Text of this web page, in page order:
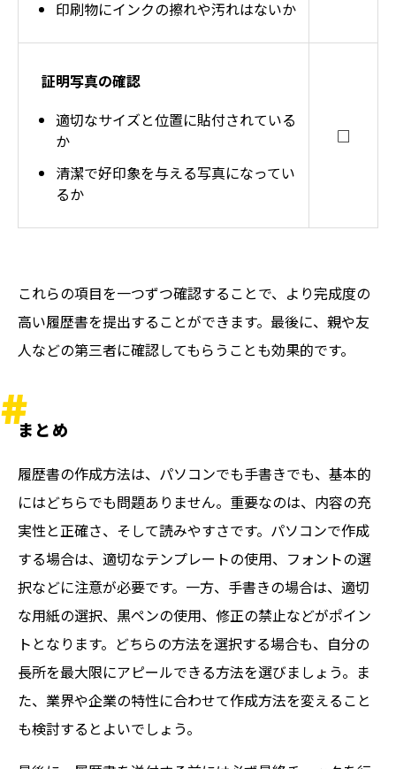
印刷物にインクの擦れや汚れはないか
証明写真の確認
適切なサイズと位置に貼付されている
か
清潔で好印象を与える写真になってい
るか
□
これらの項目を一つずつ確認することで、より完成度の
高い履歴書を提出することができます。最後に、親や友
人などの第三者に確認してもらうことも効果的です。
まとめ
履歴書の作成方法は、パソコンでも手書きでも、基本的
にはどちらでも問題ありません。重要なのは、内容の充
実性と正確さ、そして読みやすさです。パソコンで作成
する場合は、適切なテンプレートの使用、フォントの選
択などに注意が必要です。一方、手書きの場合は、適切
な用紙の選択、黒ペンの使用、修正の禁止などがポイン
トとなります。どちらの方法を選択する場合も、自分の
長所を最大限にアピールできる方法を選びましょう。ま
た、業界や企業の特性に合わせて作成方法を変えること
も検討するとよいでしょう。